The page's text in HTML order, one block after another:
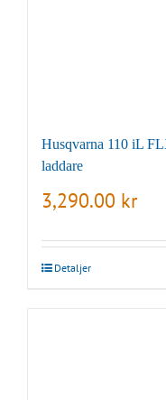
Husqvarna 110 iL
laddare
3,290.00 kr
Detaljer